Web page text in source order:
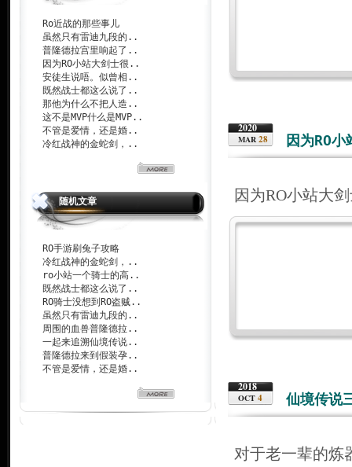
Ro近战的那些事儿
虽然只有雷迪九段的..
普隆德拉宫里响起了..
因为RO小站大剑士很..
安徒生说唔。似曾相..
既然战士都这么说了..
那他为什么不把人造..
这不是MVP什么是MVP..
不管是爱情，还是婚..
冷红战神的金蛇剑，..
随机文章
RO手游刷兔子攻略
冷红战神的金蛇剑，..
ro小站一个骑士的高..
既然战士都这么说了..
RO骑士没想到RO盗贼..
虽然只有雷迪九段的..
周围的血兽普隆德拉..
一起来追溯仙境传说..
普隆德拉来到假装孕..
不管是爱情，还是婚..
2020
MAR 28 因为RO
因为RO小站大
2018
OCT 4 仙境传说
对于老一辈的炼